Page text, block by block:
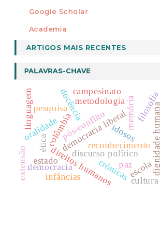
Google Scholar
Academia
ARTIGOS MAIS RECENTES
PALAVRAS-CHAVE
direitos humanos
democracia
discurso político
reconhecimento dignidade humana
colômbiademocracia liberal
paz
pós-conflito
crônicas
memória
oralidade
metodologia
docência
pesquisa
extensão
idosos
ética
filosofia
escola
infâncias
linguagem campesinato
cultura
estado